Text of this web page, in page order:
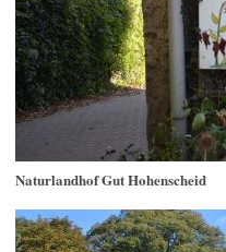
Naturlandhof Gut Hohenscheid